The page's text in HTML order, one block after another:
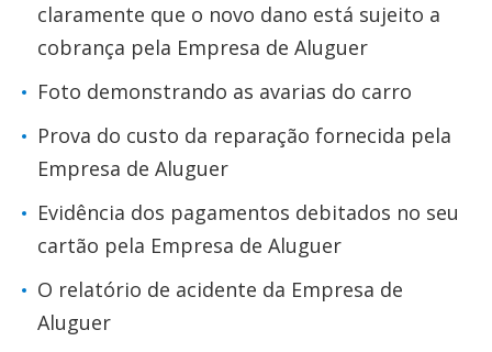
claramente que o novo dano está sujeito a
cobrança pela Empresa de Aluguer
Foto demonstrando as avarias do carro
Prova do custo da reparação fornecida pela
Empresa de Aluguer
Evidência dos pagamentos debitados no seu
cartão pela Empresa de Aluguer
O relatório de acidente da Empresa de
Aluguer